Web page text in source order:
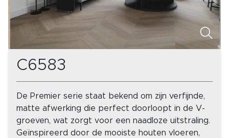
C6583
De Premier serie staat bekend om zijn verfijnde,
matte afwerking die perfect doorloopt in de V-
groeven, wat zorgt voor een naadloze uitstraling.
Geïnspireerd door de mooiste houten vloeren,